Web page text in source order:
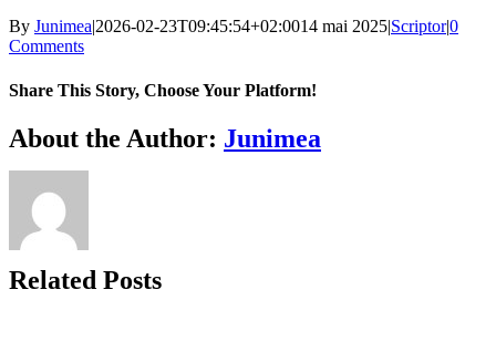
By Junimea|2026-02-23T09:45:54+02:0014 mai 2025|Scriptor|0
Comments
Share This Story, Choose Your Platform!
Facebook
X
Bluesky
Reddit
LinkedIn
WhatsApp
Telegram
Tumblr
Xing
Email
Copy
Link
About the Author: Junimea
Related Posts